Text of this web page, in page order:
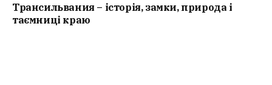
Трансильвания – історія, замки, природа і
таємниці краю